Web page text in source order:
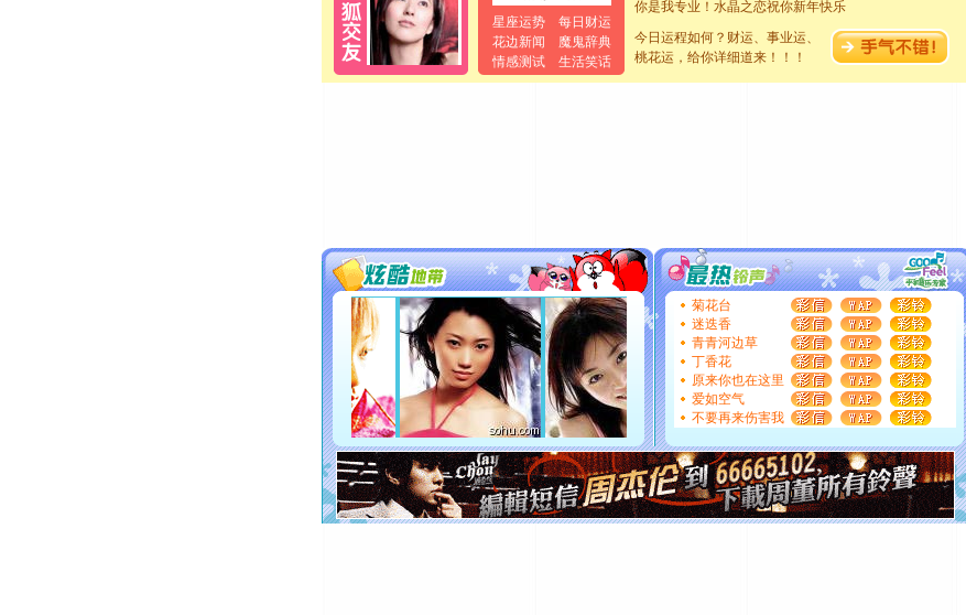
星座运势
每日财运
花边新闻
魔鬼辞典
情感测试
生活笑话
[元旦]如果上天让我许三个愿望，一是今生今世和你在一
起；二是再生再世和你在一起；三是三生三世和你不再分
离。水晶之恋祝你新年快乐
[元旦]当我狠下心扭头离去那一刻，你在我身后无助地哭
送你一棵薰衣草，愿你新年快乐！
[圣诞节]圣诞节到了，想想没什么送给你的，又不打算给
你太多，只有给你五千万：千万快乐！千万要健康！千万
要平安！千万要知足！千万不要忘记我！
[圣诞节]不只这样的日子才会想起你,而是这样的日子才
能正大光明地骚扰你,告诉你,圣诞要快乐!新年要快乐!天天
都要快乐噢!
[圣诞节]
奉上一颗祝福的心,在这个特别的日子里,愿幸福,
如意,快乐,鲜花,一切美好的祝愿与你同在.圣诞快乐!
[元旦]看到你我会触电；看不到你我要充电；没有你我会
断电。爱你是我职业，想你是我事业，抱你是我特长，吻
你是我专业！水晶之恋祝你新年快乐
[元旦]如果上天让我许三个愿望，一是今生今世和你在一
今日运程如何？财运、事业运、
桃花运，给你详细道来！！！
菊花台
迷迭香
青青河边草
丁香花
原来你也在这里
爱如空气
不要再来伤害我